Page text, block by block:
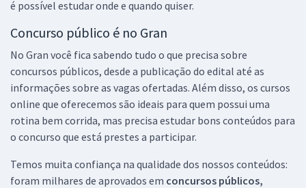
é possível estudar onde e quando quiser.
Concurso público é no Gran
No Gran você fica sabendo tudo o que precisa sobre
concursos públicos, desde a publicação do edital até as
informações sobre as vagas ofertadas. Além disso, os cursos
online que oferecemos são ideais para quem possui uma
rotina bem corrida, mas precisa estudar bons conteúdos para
o concurso que está prestes a participar.
Temos muita confiança na qualidade dos nossos conteúdos:
foram milhares de aprovados em concursos públicos,